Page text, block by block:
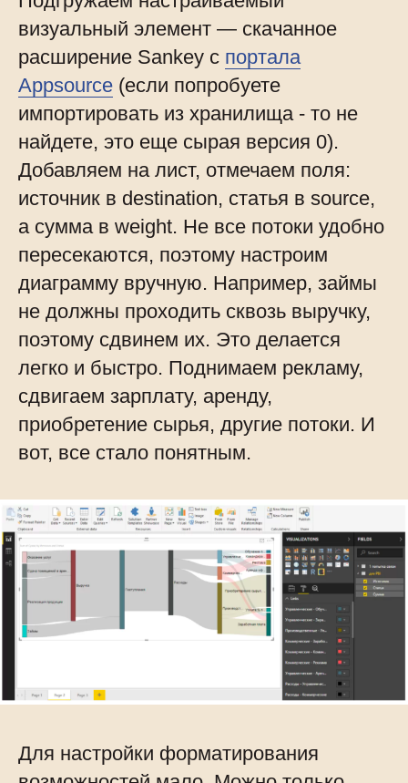
визуальный элемент — скачанное
расширение Sankey с портала
Appsource (если попробуете
импортировать из хранилища - то не
найдете, это еще сырая версия 0).
Добавляем на лист, отмечаем поля:
источник в destination, статья в source,
а сумма в weight. Не все потоки удобно
пересекаются, поэтому настроим
диаграмму вручную. Например, займы
не должны проходить сквозь выручку,
поэтому сдвинем их. Это делается
легко и быстро. Поднимаем рекламу,
сдвигаем зарплату, аренду,
приобретение сырья, другие потоки. И
вот, все стало понятным.
Для настройки форматирования